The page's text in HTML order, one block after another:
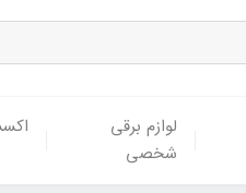
لوازم برقی
شخصی